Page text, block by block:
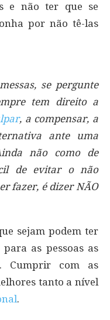
e não ter que se
por não tê-las
se pergunte
tem direito a
, a compensar, a
ante uma
não como de
de evitar o não
fazer, é dizer NÃO
sejam podem ter
as pessoas as
Cumprir com as
tanto a nível
.